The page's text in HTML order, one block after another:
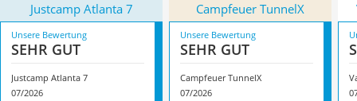
Justcamp Atlanta 7 Campfeuer TunnelX
Unsere Bewertung
SEHR GUT
Justcamp Atlanta 7
07/2026
Unsere Bewertung
SEHR GUT
Campfeuer TunnelX
07/2026